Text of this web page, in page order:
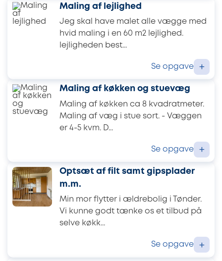
Maling af lejlighed
Jeg skal have malet alle vægge med
hvid maling i en 60 m2 lejlighed.
lejligheden best...
Se opgave +
Maling af køkken og stuevæg
Maling af køkken ca 8 kvadratmeter.
Maling af væg i stue sort. - Væggen
er 4-5 kvm. D...
Se opgave +
Optsæt af filt samt gipsplader
m.m.
Min mor flytter i ældrebolig i Tønder.
Vi kunne godt tænke os et tilbud på
selve køkk...
Se opgave +